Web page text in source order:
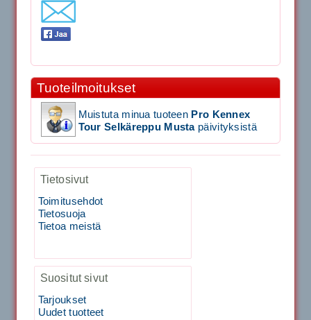
Signum S-7000 Jännityskone (Pöytämalli)
1,650.00€
SIGNUM S-7000 &...
Signum S-7000 Jännityskone (Jalustamalli)
40883 Harjasosa hiekkanurmiharjaan
29.00€
Vaihto harjasosa hie...
Kirschbaum Flash Shark 200m
Tuoteilmoitukset
Muistuta minua tuoteen Pro Kennex
Tour Selkäreppu Mustapäivityksistä
Tietosivut
Toimitusehdot
Tietosuoja
Tietoa meistä
Suositut sivut
Tarjoukset
Uudet tuotteet